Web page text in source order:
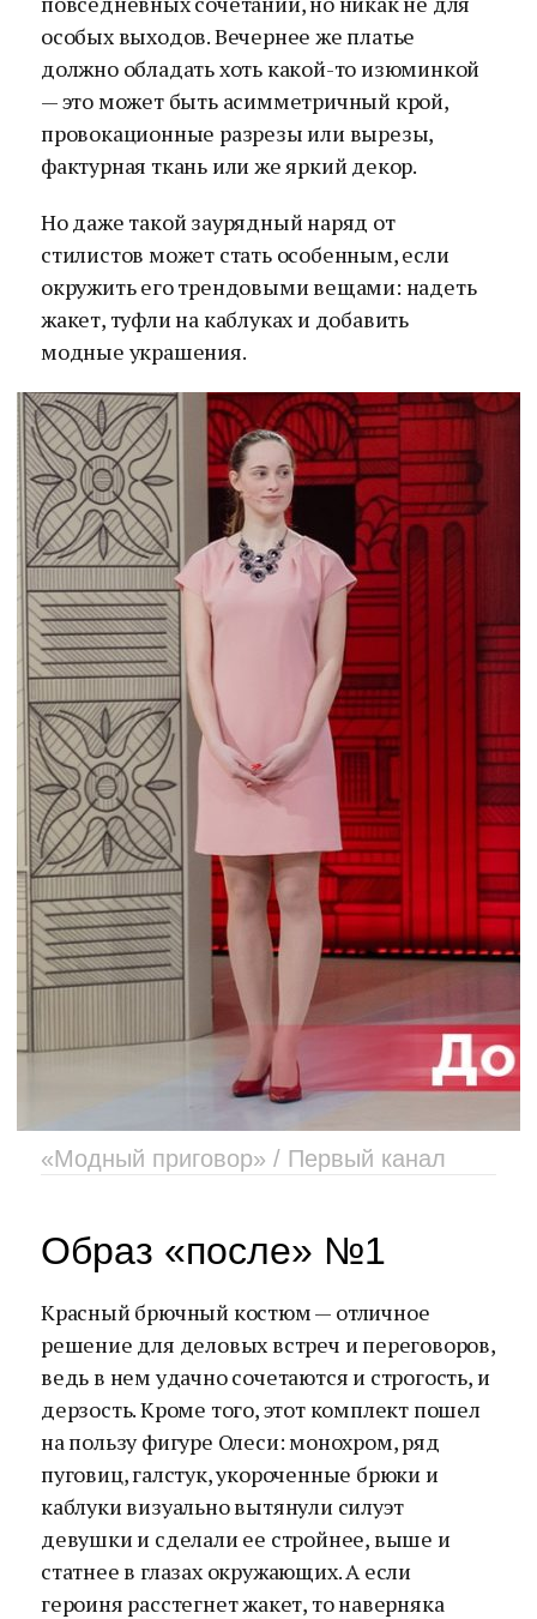
особых выходов. Вечернее же платье
должно обладать хоть какой-то изюминкой
— это может быть асимметричный крой,
провокационные разрезы или вырезы,
фактурная ткань или же яркий декор.
Но даже такой заурядный наряд от
стилистов может стать особенным, если
окружить его трендовыми вещами: надеть
жакет, туфли на каблуках и добавить
модные украшения.
«Модный приговор» / Первый канал
Образ «после» №1
Красный брючный костюм — отличное
решение для деловых встреч и переговоров,
ведь в нем удачно сочетаются и строгость, и
дерзость. Кроме того, этот комплект пошел
на пользу фигуре Олеси: монохром, ряд
пуговиц, галстук, укороченные брюки и
каблуки визуально вытянули силуэт
девушки и сделали ее стройнее, выше и
статнее в глазах окружающих. А если
героиня расстегнет жакет, то наверняка